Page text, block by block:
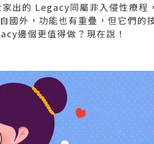
出的 Legacy同屬非入侵性療程
國外，功能也有重疊，但它們的
邊個更值得做？現在說！